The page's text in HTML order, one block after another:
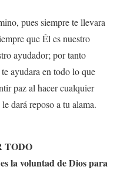
pues siempre te llevara
que Él es nuestro
ayudador; por tanto
ayudara en todo lo que
paz al hacer cualquier
dará reposo a tu alama.
TODO
la voluntad de Dios para